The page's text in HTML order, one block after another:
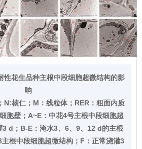
性花生品种主根中段细胞超微结构的影
响
N:核仁；M：线粒体；RER：粗面内质
胞壁；A~E：中花4号主根中段细胞超
3 d；B-E：淹水3、6、9、12 d的主根
根中段细胞超微结构；F：正常浇灌3